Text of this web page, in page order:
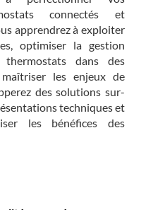
connectés et
apprendrez à exploiter
optimiser la gestion
dans des
les enjeux de
des solutions sur-
techniques et
les bénéfices des